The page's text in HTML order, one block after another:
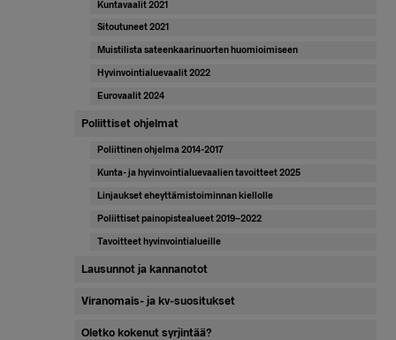
Kuntavaalit 2021
Sitoutuneet 2021
Muistilista sateenkaarinuorten huomioimiseen
Hyvinvointialuevaalit 2022
Eurovaalit 2024
Poliittiset ohjelmat
Poliittinen ohjelma 2014-2017
Kunta- ja hyvinvointialuevaalien tavoitteet 2025
Linjaukset eheyttämistoiminnan kiellolle
Poliittiset painopistealueet 2019–2022
Tavoitteet hyvinvointialueille
Lausunnot ja kannanotot
Viranomais- ja kv-suositukset
Oletko kokenut syrjintää?